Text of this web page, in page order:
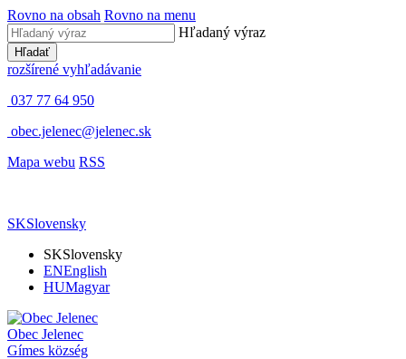
Rovno na obsah Rovno na menu
Hľadaný výraz
Hľadať
rozšírené vyhľadávanie
037 77 64 950
obec.jelenec@jelenec.sk
Mapa webu RSS
SKSlovensky
SKSlovensky
ENEnglish
HUMagyar
Obec Jelenec
Gímes község